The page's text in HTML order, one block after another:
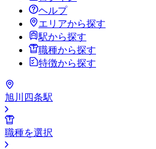
ヘルプ
エリアから探す
駅から探す
職種から探す
特徴から探す
旭川四条駅
職種を選択